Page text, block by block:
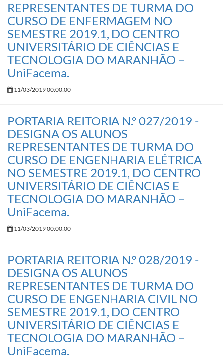
REPRESENTANTES DE TURMA DO
CURSO DE ENFERMAGEM NO
SEMESTRE 2019.1, DO CENTRO
UNIVERSITÁRIO DE CIÊNCIAS E
TECNOLOGIA DO MARANHÃO –
UniFacema.
11/03/2019 00:00:00
PORTARIA REITORIA N.º 027/2019 -
DESIGNA OS ALUNOS
REPRESENTANTES DE TURMA DO
CURSO DE ENGENHARIA ELÉTRICA
NO SEMESTRE 2019.1, DO CENTRO
UNIVERSITÁRIO DE CIÊNCIAS E
TECNOLOGIA DO MARANHÃO –
UniFacema.
11/03/2019 00:00:00
PORTARIA REITORIA N.º 028/2019 -
DESIGNA OS ALUNOS
REPRESENTANTES DE TURMA DO
CURSO DE ENGENHARIA CIVIL NO
SEMESTRE 2019.1, DO CENTRO
UNIVERSITÁRIO DE CIÊNCIAS E
TECNOLOGIA DO MARANHÃO –
UniFacema.